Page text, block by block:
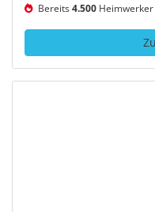
Bereits4.500